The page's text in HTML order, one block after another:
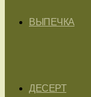
ВЫПЕЧКА
ДЕСЕРТ